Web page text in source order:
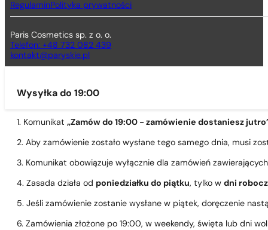
RegulaminPolityka prywatności
Paris Cosmetics sp. z o. o.
Telefon: +48 732 082 439
kontakt@paryskie.pl
Wysyłka do 19:00
1. Komunikat „Zamów do 19:00 - zamówienie dostaniesz
2. Aby zamówienie zostało wysłane tego samego dnia, musi
3. Komunikat obowiązuje wyłącznie dla zamówień
4. Zasada działa od poniedziałku do piątku, tylko w dni
5. Jeśli zamówienie zostanie wysłane w piątek, doręczenie
6. Zamówienia złożone po 19:00, w weekendy, święta lub dni